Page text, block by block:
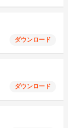
ダウンロード
ダウンロード